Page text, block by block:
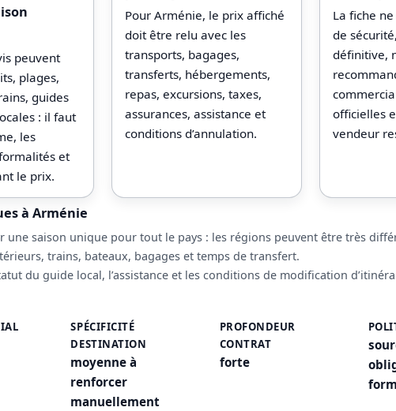
peuvent
plages,
guides
: il faut
les
et
le prix.
Pour Arménie, le prix affiché
doit être relu avec les
transports, bagages,
transferts, hébergements,
repas, excursions, taxes,
assurances, assistance et
conditions d’annulation.
La fiche
de
définitive,
officielles
vendeur
à Arménie
une saison unique pour tout le pays : les régions peuvent être très
trains, bateaux, bagages et temps de transfert.
du guide local, l’assistance et les conditions de modification
SPÉCIFICITÉ
DESTINATION
moyenne à
renforcer
manuellement
PROFONDEUR
CONTRAT
forte